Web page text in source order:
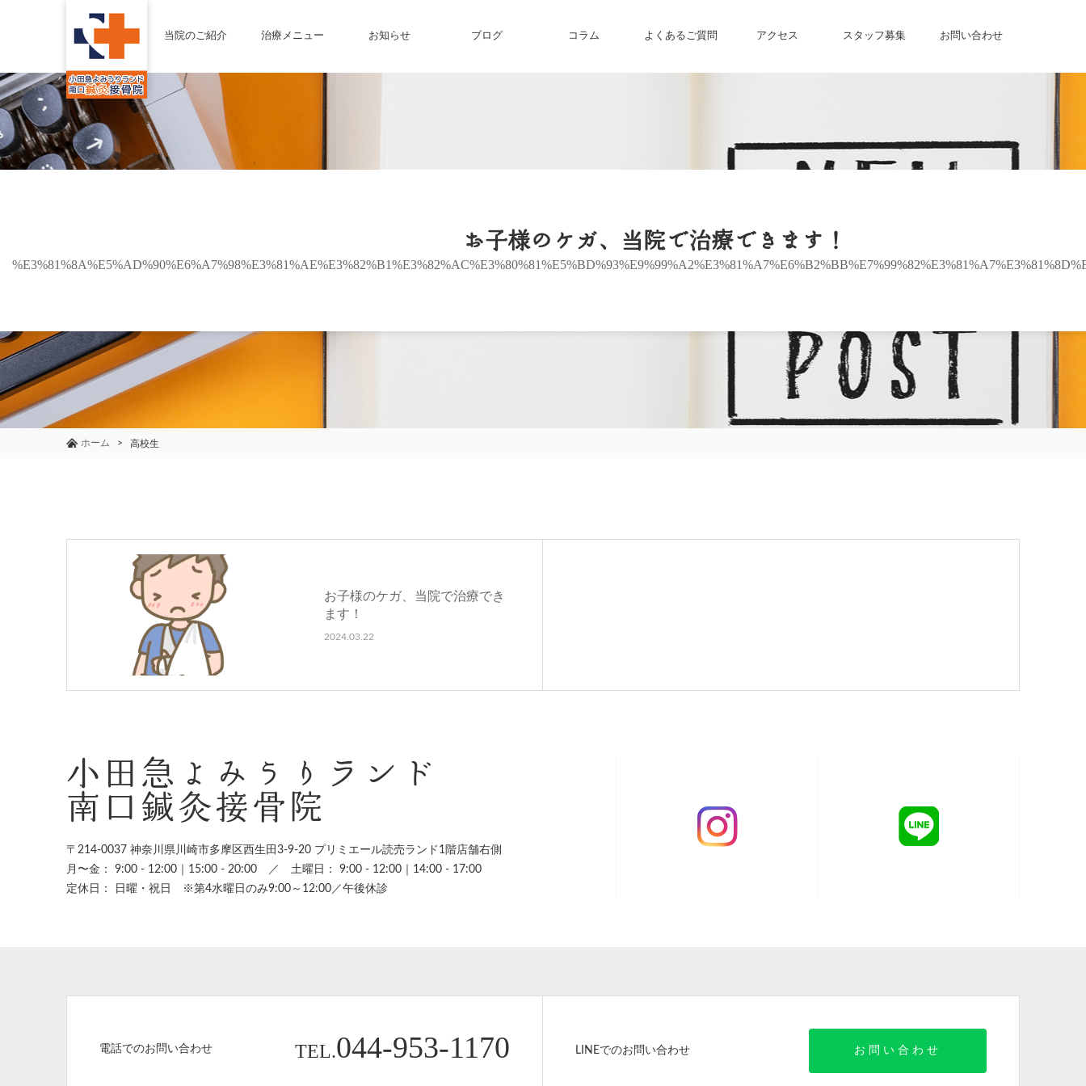
当院のご紹介 治療メニュー お知らせ ブログ コラム よくあるご質問 アクセス スタッフ募集 お問い合わせ
お子様のケガ、当院で治療できます！
ホーム 高校生
お子様のケガ、当院で治療でき
ます！
2024.03.22
小田急よみうりランド
南口鍼灸接骨院
〒214-0037 神奈川県川崎市多摩区西生田3-9-20 プリミエール読売ランド1階店舗右側
月〜金： 9:00 - 12:00｜15:00 - 20:00 ／ 土曜日： 9:00 - 12:00｜14:00 - 17:00
定休日： 日曜・祝日 ※第4水曜日のみ9:00～12:00／午後休診
電話でのお問い合わせ TEL.044-953-1170 LINEでのお問い合わせ お問い合わせ